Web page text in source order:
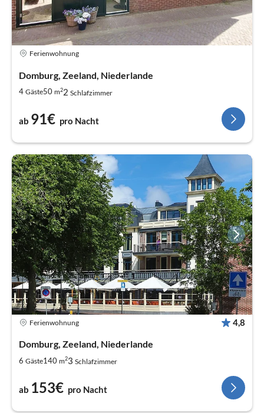
Ferienwohnung
Domburg, Zeeland, Niederlande
4 Gäste50 m22 Schlafzimmer
ab 91€ pro Nacht
Ferienwohnung 4,8
Domburg, Zeeland, Niederlande
6 Gäste140 m23 Schlafzimmer
ab 153€ pro Nacht